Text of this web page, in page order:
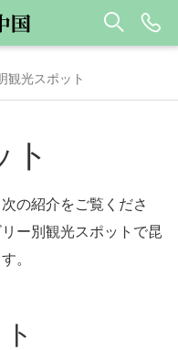
観光スポット
ト
の紹介をご覧くださ
ー別観光スポットで昆
。